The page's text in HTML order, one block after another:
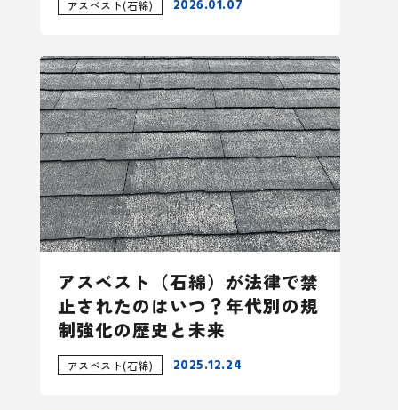
アスベスト(石綿) 2026.01.07
アスベスト（石綿）が法律で禁
止されたのはいつ？年代別の規
制強化の歴史と未来
アスベスト(石綿) 2025.12.24